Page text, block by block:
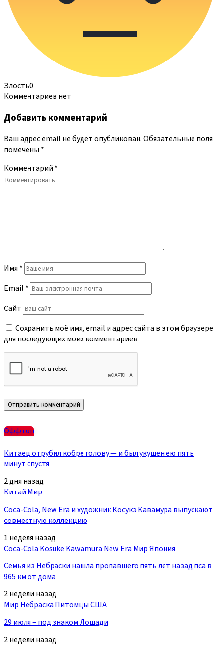
Злость0
Комментариев нет
Добавить комментарий
Ваш адрес email не будет опубликован.Обязательные поля
помечены *
Комментарий *
Имя *
Email *
Сайт
Сохранить моё имя, email и адрес сайта в этом браузере
для последующих моих комментариев.
Оффтоп
Китаец отрубил кобре голову — и был укушен ею пять
минут спустя
2 дня назад
Китай Мир
Coca-Cola, New Era и художник Косукэ Кавамура выпускают
совместную коллекцию
1 неделя назад
Coca-Cola Kosuke Kawamura New Era МирЯпония
Семья из Небраски нашла пропавшего пять лет назад пса в
965 км от дома
2 недели назад
МирНебраскаПитомцыСША
29 июля – под знаком Лошади
2 недели назад